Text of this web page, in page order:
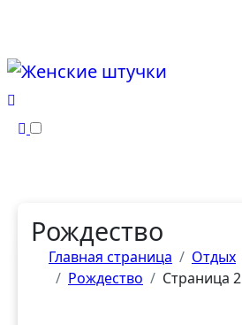
Рождество
Главная страница Отдых
Рождество
Страница 2